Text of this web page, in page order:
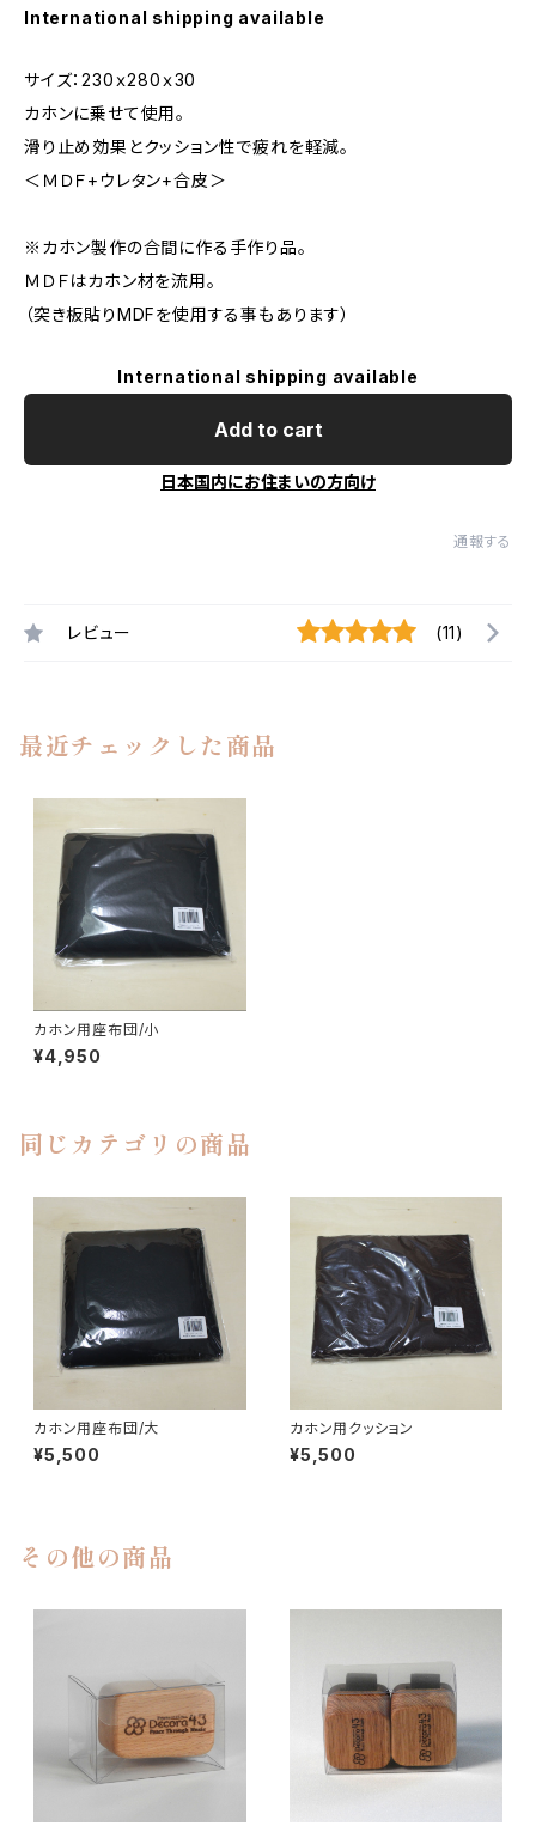
International shipping available
サイズ：230ｘ280ｘ30
カホンに乗せて使用。
滑り止め効果とクッション性で疲れを軽減。
＜ＭＤＦ+ウレタン+合皮＞
※カホン製作の合間に作る手作り品。
ＭＤＦはカホン材を流用。
（突き板貼りMDFを使用する事もあります）
International shipping available
Add to cart
日本国内にお住まいの方向け
通報する
レビュー (11)
最近チェックした商品
カホン用座布団/小
¥4,950
同じカテゴリの商品
カホン用座布団/大
¥5,500
カホン用クッション
¥5,500
その他の商品